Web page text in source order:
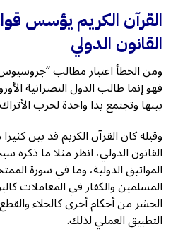
القرآن الكريم يؤسس
القانون الدولي
ومن الخطأ اعتبار مطالب
فهو إنما طالب الدول النصرانية
بينها وتجتمع يدا واحدة لحرب
وقبله كان القرآن الكريم قد بين
القانون الدولي، انظر مثلا ما ذكره
المواثيق الدولية، وما في سورة
المسلمين والكفار في المعاملات
الحشر من أحكام أخرى كالجلاء
التطبيق العملي لذلك.